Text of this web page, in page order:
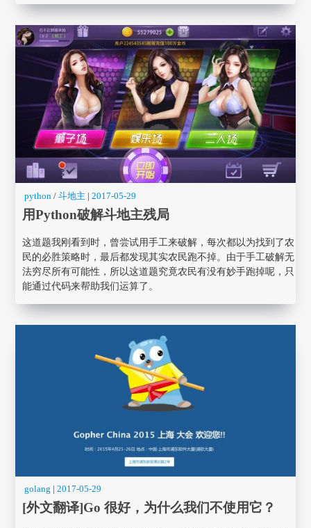
python / 斗地主 |2017-05-29
用Python破解斗地主残局
这道题我刚看到时，曾尝试用手工来破解，每次都以为找到了农
民的必胜策略时，最后都发现其实农民跑不掉。由于手工破解无
法穷尽所有可能性，所以这道题究竟农民有没有妙手跑掉呢，只
能通过代码来帮助我们运算了。
golang |2017-05-29
[外文翻译]Go 很好，为什么我们不使用它？